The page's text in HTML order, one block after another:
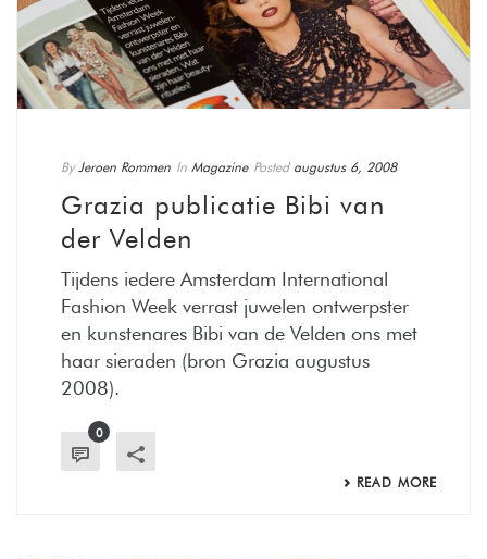
By Jeroen Rommen In Magazine Posted augustus 6, 2008
Grazia publicatie Bibi van
der Velden
Tijdens iedere Amsterdam International
Fashion Week verrast juwelen ontwerpster
en kunstenares Bibi van de Velden ons met
haar sieraden (bron Grazia augustus
2008).
0
READ MORE